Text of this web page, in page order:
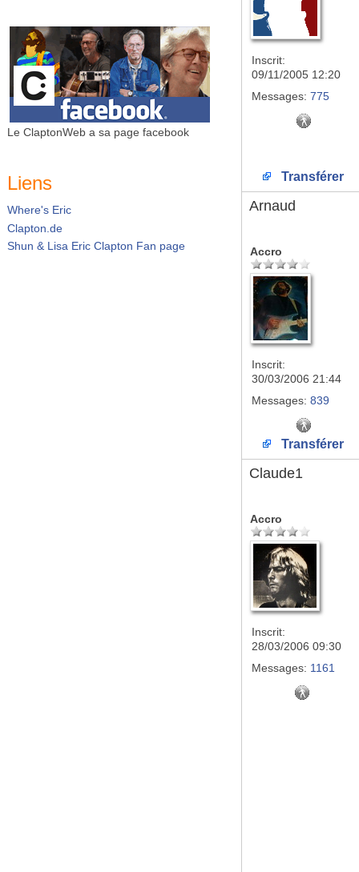
Le ClaptonWeb a sa page facebook
Liens
Where's Eric
Clapton.de
Shun & Lisa Eric Clapton Fan page
Inscrit:
09/11/2005 12:20
Messages: 775
Transférer
Arnaud
Accro
Inscrit:
30/03/2006 21:44
Messages: 839
Transférer
Claude1
Accro
Inscrit:
28/03/2006 09:30
Messages: 1161